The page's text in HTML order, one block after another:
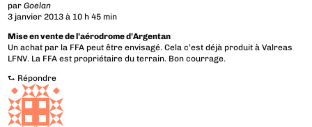
parGoelan
3 janvier 2013 à 10 h 45 min
Mise en vente de l’aérodrome d’Argentan
Un achat par la FFA peut être envisagé. Cela c’est déjà produit à Valreas
LFNV. La FFA est propriétaire du terrain. Bon courrage.
⮑ Répondre